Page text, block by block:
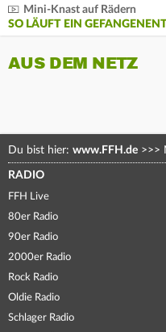
Mini-Knast auf Rädern
SO LÄUFT EIN
AUS DEM NETZ
Du bist hier: www.FFH.de >>>
RADIO
FFH Live
80er Radio
90er Radio
2000er Radio
Rock Radio
Oldie Radio
Schlager Radio